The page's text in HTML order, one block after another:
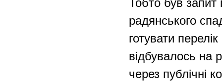
радянського
готувати
відбувалось на
через публічні